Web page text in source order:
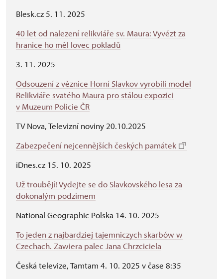
Blesk.cz 5. 11. 2025
40 let od nalezení relikviáře sv. Maura: Vyvézt za
hranice ho měl lovec pokladů
3. 11. 2025
Odsouzení z věznice Horní Slavkov vyrobili model
Relikviáře svatého Maura pro stálou expozici
v Muzeum Policie ČR
TV Nova, Televizní noviny 20.10.2025
Zabezpečení nejcennějších českých památek
iDnes.cz 15. 10. 2025
Už troubějí! Vydejte se do Slavkovského lesa za
dokonalým podzimem
National Geographic Polska 14. 10. 2025
To jeden z najbardziej tajemniczych skarbów w
Czechach. Zawiera palec Jana Chrzciciela
Česká televize, Tamtam 4. 10. 2025 v čase 8:35